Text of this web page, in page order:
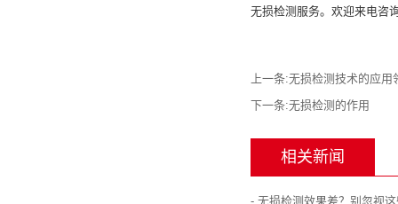
无损检测服务。欢迎来电咨
上一条:无损检测技术的应用
下一条:无损检测的作用
相关新闻
- 无损检测效果差？别忽视